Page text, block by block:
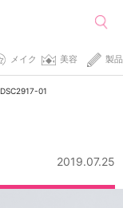
メイク 美容 製品
_DSC2917-01
2019.07.25